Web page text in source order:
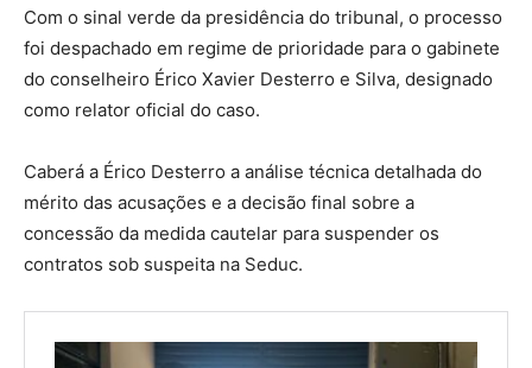
Com o sinal verde da presidência do tribunal, o processo
foi despachado em regime de prioridade para o gabinete
do conselheiro Érico Xavier Desterro e Silva, designado
como relator oficial do caso.
Caberá a Érico Desterro a análise técnica detalhada do
mérito das acusações e a decisão final sobre a
concessão da medida cautelar para suspender os
contratos sob suspeita na Seduc.